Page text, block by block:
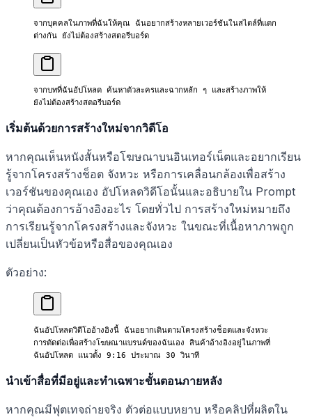
จากบุคคลในภาพที่ฉันให้คุณ ฉันอยากสร้างหลายเวอร์ชันในสไตล์ที่แตก
ต่างกัน ยังไม่ต้องสร้างสตอรีบอร์ด
จากบทที่ฉันอัปโหลด ค้นหาตัวละครและฉากหลัก ๆ และสร้างภาพให้
ยังไม่ต้องสร้างสตอรีบอร์ด
เริ่มต้นด้วยการสร้างใหม่จากวิดีโอ
หากคุณเห็นหนังสั้นหรือโฆษณาบนอินเทอร์เน็ตและอยากเรียน
รู้จากโครงสร้างช็อต จังหวะ หรือการเคลื่อนกล้องเพื่อสร้าง
เวอร์ชันของคุณเอง อัปโหลดวิดีโอนั้นและอธิบายใน Prompt
ว่าคุณต้องการอ้างอิงอะไร โดยทั่วไป การสร้างใหม่หมายถึง
การเรียนรู้จากโครงสร้างและจังหวะ ในขณะที่เนื้อหาภาพถูก
เปลี่ยนเป็นหัวข้อหรือสื่อของคุณเอง
ตัวอย่าง:
ฉันอัปโหลดวิดีโออ้างอิงนี้ ฉันอยากเดินตามโครงสร้างช็อตและจังหวะ
การตัดต่อเพื่อสร้างโฆษณาแบรนด์ของฉันเอง สินค้าอ้างอิงอยู่ในภาพที่
ฉันอัปโหลด แนวตั้ง 9:16 ประมาณ 30 วินาที
นำเข้าสื่อที่มีอยู่และทำเฉพาะขั้นตอนภายหลัง
หากคุณมีฟุตเทจถ่ายจริง ตัวต่อแบบหยาบ หรือคลิปที่ผลิตใน